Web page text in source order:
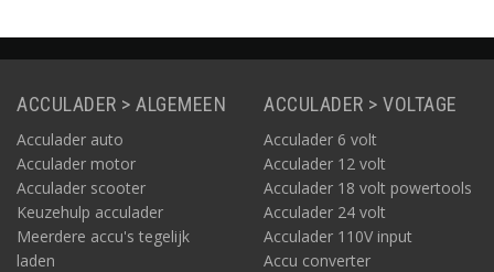
ACCULADER > ALGEMEEN
Acculader auto
Acculader motor
Acculader scooter
Keuzehulp acculader
Meerdere accu's tegelijk
laden
ACCULADER > VOLTAGE
Acculader 6 volt
Acculader 12 volt
Acculader 18 volt powertools
Acculader 24 volt
Acculader 110V input
Accu converter